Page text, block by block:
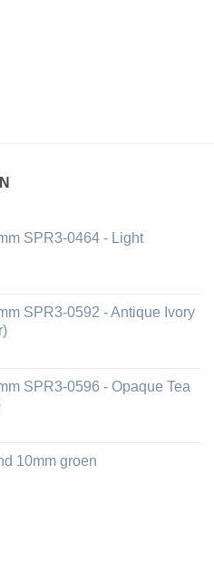
SPR3-0464 - Light
SPR3-0592 - Antique Ivory
SPR3-0596 - Opaque Tea
10mm groen